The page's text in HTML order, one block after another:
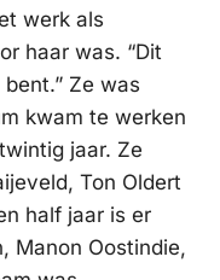
werk als
haar was. “Dit
Ze was
kwam te werken
jaar. Ze
Ton Oldert
half jaar is er
Manon Oostindie,